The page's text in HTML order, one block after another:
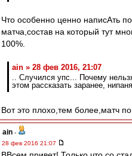
Что особенно ценно написАть
матча,состав на который тут
100%.
ain » 28 фев 2016, 21:07
.. Случился упс... Почему
этом рассказать заранее,
Вот это плохо,тем более,матч по
ain -
28 фев 2016 21:07